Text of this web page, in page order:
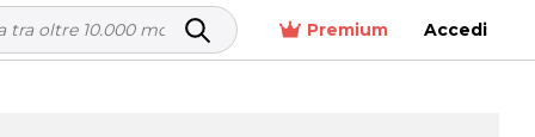
Premium Accedi